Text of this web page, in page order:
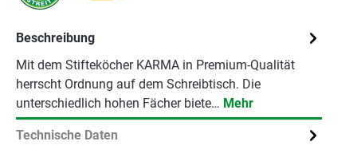
Beschreibung
Mit dem Stifteköcher KARMA in Premium-Qualität
herrscht Ordnung auf dem Schreibtisch. Die
unterschiedlich hohen Fächer biete… Mehr
Technische Daten